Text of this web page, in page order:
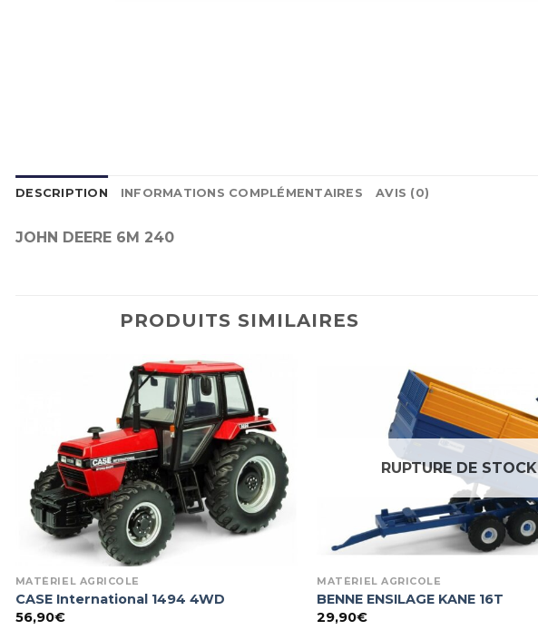
DESCRIPTION INFORMATIONS COMPLÉMENTAIRES AVIS (0)
JOHN DEERE 6M 240
PRODUITS SIMILAIRES
MATÉRIEL AGRICOLE
CASE International 1494 4WD
56,90€
RUPTURE DE STOCK
MATÉRIEL AGRICOLE
BENNE ENSILAGE KANE 16T
29,90€